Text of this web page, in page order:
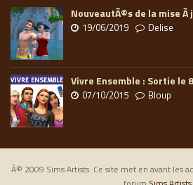
NouveautÃ©s de la mise
19/06/2019 Delise
Vivre Ensemble : Sortie le
07/10/2015 Bloup
Â© 2009 Sims Artists. Ce site met en avant les